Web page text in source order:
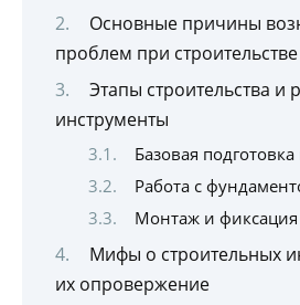
Основные причины
проблем при строительстве
Этапы строительства и
инструменты
Базовая
Работа с
Монтаж и фиксация
Мифы о строительных
их опровержение